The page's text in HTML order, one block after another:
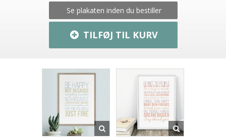
Se plakaten inden du bestiller
TILFØJ TIL KURV